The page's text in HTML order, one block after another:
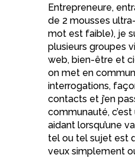
Entrepreneure,
de 2 mousses
mot est faible), je
plusieurs groupes
web, bien-être et
on met en
interrogations,
contacts et j’en
communauté,
aidant lorsqu’une
tel ou tel sujet est
veux simplement